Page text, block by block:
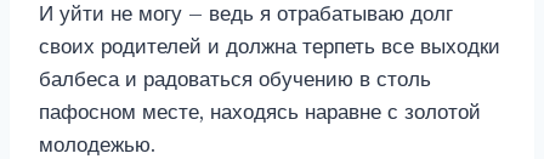
И уйти не могу – ведь я отрабатываю долг
своих родителей и должна терпеть все выходки
балбеса и радоваться обучению в столь
пафосном месте, находясь наравне с золотой
молодежью.